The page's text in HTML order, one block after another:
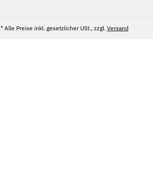
* Alle Preise inkl. gesetzlicher USt., zzgl. Versand